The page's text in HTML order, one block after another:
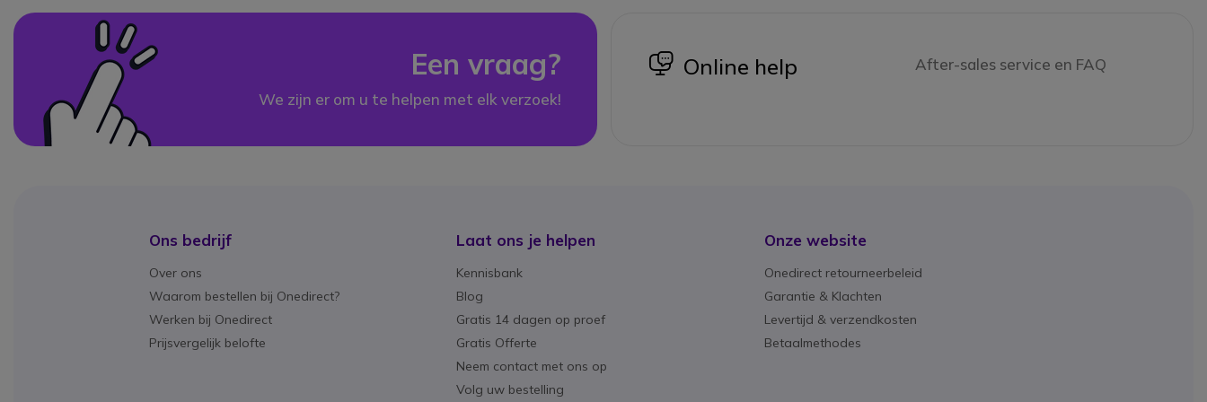
Een vraag?
We zijn er om u te helpen met elk verzoek!
icon
Online help After-sales service en FAQ
Ons bedrijf
Over ons
Waarom bestellen bij Onedirect?
Werken bij Onedirect
Prijsvergelijk belofte
Laat ons je helpen
Kennisbank
Blog
Gratis 14 dagen op proef
Gratis Offerte
Neem contact met ons op
Volg uw bestelling
Onze website
Onedirect retourneerbeleid
Garantie & Klachten
Levertijd & verzendkosten
Betaalmethodes